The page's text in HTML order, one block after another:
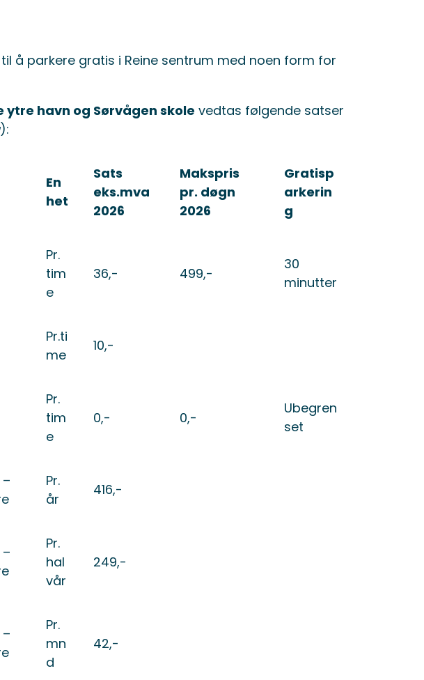
å parkere gratis i Reine sentrum med noen form for
ytre havn og Sørvågen skole vedtas følgende satser
):
En
het
Sats
eks.mva
2026
Makspris
pr. døgn
2026
Gratisp
arkerin
g
Pr.
tim
e
36,- 499,-
30
minutter
Pr.ti
me
10,-
Pr.
tim
e
0,- 0,-
Ubegren
set
Pr.
år
416,-
Pr.
hal
vår
249,-
Pr.
mn
d
42,-